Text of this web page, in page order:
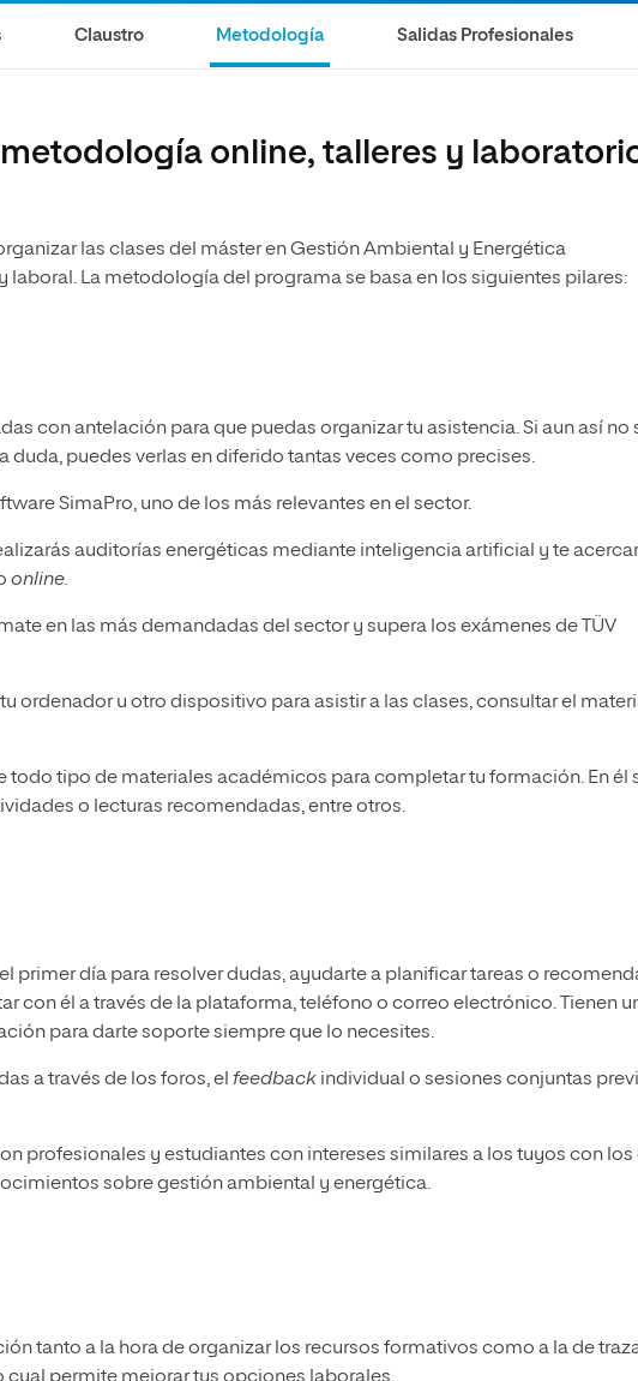
Claustro Metodología Salidas Profesionales
online, talleres y
las clases del máster en Gestión Ambiental y Energética
La metodología del programa se basa en los siguientes pilares:
con antelación para que puedas organizar tu asistencia. Si aun así no
duda, puedes verlas en diferido tantas veces como precises.
SimaPro, uno de los más relevantes en el sector.
auditorías energéticas mediante inteligencia artificial y te
online.
en las más demandadas del sector y supera los exámenes de TÜV
ordenador u otro dispositivo para asistir a las clases, consultar el
todo tipo de materiales académicos para completar tu formación. En él
o lecturas recomendadas, entre otros.
primer día para resolver dudas, ayudarte a planificar tareas o
con él a través de la plataforma, teléfono o correo electrónico. Tienen
para darte soporte siempre que lo necesites.
a través de los foros, el feedback individual o sesiones conjuntas
profesionales y estudiantes con intereses similares a los tuyos con los
sobre gestión ambiental y energética.
tanto a la hora de organizar los recursos formativos como a la de